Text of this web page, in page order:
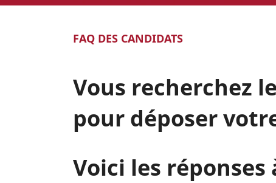
FAQ DES CANDIDATS
Vous recherchez
pour déposer
Voici les